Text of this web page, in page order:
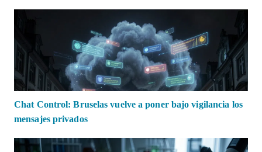
Chat Control: Bruselas vuelve a poner bajo vigilancia los
mensajes privados